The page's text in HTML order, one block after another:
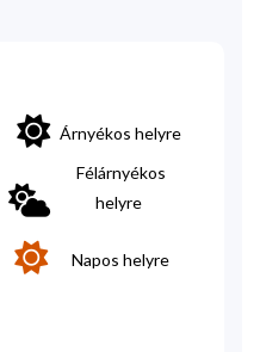
Árnyékos helyre
Félárnyékos
helyre
Napos helyre